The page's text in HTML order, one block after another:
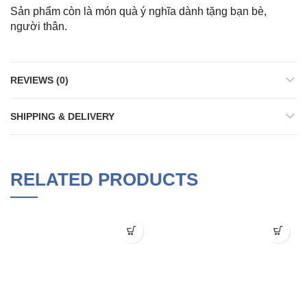
Sản phẩm còn là món quà ý nghĩa dành tặng bạn bè,
người thân.
REVIEWS (0)
SHIPPING & DELIVERY
RELATED PRODUCTS